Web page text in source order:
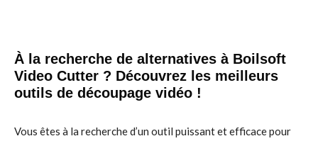
À la recherche de alternatives à Boilsoft
Video Cutter ? Découvrez les meilleurs
outils de découpage vidéo !
Vous êtes à la recherche d’un outil puissant et efficace pour